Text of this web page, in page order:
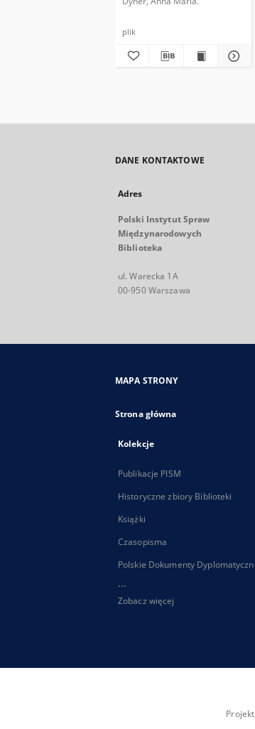
plik
DANE KONTAKTOWE
Adres
Polski Instytut Spraw
Międzynarodowych
Biblioteka
ul. Warecka 1A
00-950 Warszawa
MAPA STRONY
Strona główna
Kolekcje
Publikacje PISM
Historyczne zbiory Biblioteki
Książki
Czasopisma
Polskie Dokumenty
...
Zobacz więcej